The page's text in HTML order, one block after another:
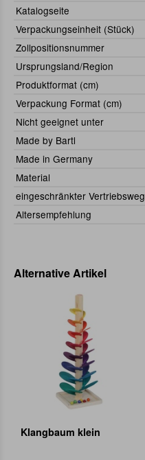
Katalogseite
Verpackungseinheit (Stück)
Zollpositionsnummer
Ursprungsland/Region
Produktformat (cm)
Verpackung Format (cm)
Nicht geeignet unter
Made by Bartl
Made in Germany
Material
eingeschränkter Vertriebsweg
Altersempfehlung
Alternative Artikel
Klangbaum klein